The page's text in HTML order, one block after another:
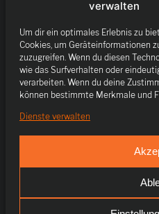
verwalten
Um dir ein optimales Erlebnis zu
Cookies, um Geräteinformationen
zuzugreifen. Wenn du diesen
wie das Surfverhalten oder
verarbeiten. Wenn du deine
können bestimmte Merkmale und
Dienste verwalten